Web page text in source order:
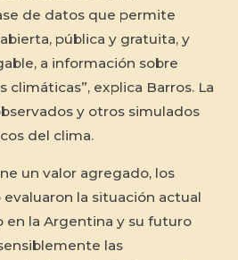
de datos que permite
pública y gratuita, y
a información sobre
climáticas”, explica Barros. La
y otros simulados
del clima.
un valor agregado, los
la situación actual
en la Argentina y su futuro
las